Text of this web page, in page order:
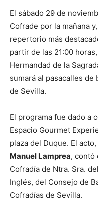
El sábado 29 de
Cofrade por la mañana
repertorio más
partir de las 21:00
Hermandad de la
sumará al pasacalles
de Sevilla.
El programa fue dado a
Espacio Gourmet
plaza del Duque. El
Manuel Lamprea, contó
Cofradía de Ntra. Sra.
Inglés, del Consejo de
Cofradías de Sevilla.